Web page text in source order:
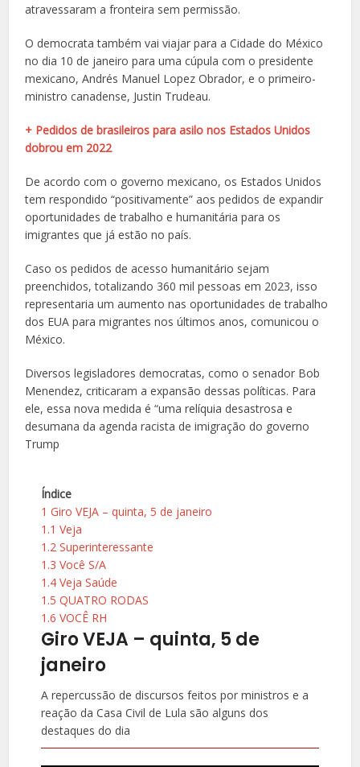
atravessaram a fronteira sem permissão.
O democrata também vai viajar para a Cidade do México
no dia 10 de janeiro para uma cúpula com o presidente
mexicano, Andrés Manuel Lopez Obrador, e o primeiro-
ministro canadense, Justin Trudeau.
+ Pedidos de brasileiros para asilo nos Estados Unidos
dobrou em 2022
De acordo com o governo mexicano, os Estados Unidos
tem respondido “positivamente” aos pedidos de expandir
oportunidades de trabalho e humanitária para os
imigrantes que já estão no país.
Caso os pedidos de acesso humanitário sejam
preenchidos, totalizando 360 mil pessoas em 2023, isso
representaria um aumento nas oportunidades de trabalho
dos EUA para migrantes nos últimos anos, comunicou o
México.
Diversos legisladores democratas, como o senador Bob
Menendez, criticaram a expansão dessas políticas. Para
ele, essa nova medida é “uma relíquia desastrosa e
desumana da agenda racista de imigração do governo
Trump
Índice
1 Giro VEJA – quinta, 5 de janeiro
1.1 Veja
1.2 Superinteressante
1.3 Você S/A
1.4 Veja Saúde
1.5 QUATRO RODAS
1.6 VOCÊ RH
Giro VEJA – quinta, 5 de
janeiro
A repercussão de discursos feitos por ministros e a
reação da Casa Civil de Lula são alguns dos
destaques do dia